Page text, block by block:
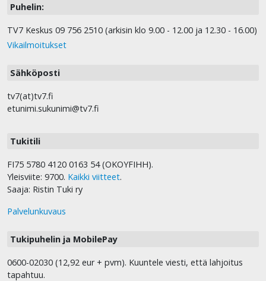
Puhelin:
TV7 Keskus 09 756 2510 (arkisin klo 9.00 - 12.00 ja 12.30 - 16.00)
Vikailmoitukset
Sähköposti
tv7(at)tv7.fi
etunimi.sukunimi@tv7.fi
Tukitili
FI75 5780 4120 0163 54 (OKOYFIHH).
Yleisviite: 9700. Kaikki viitteet.
Saaja: Ristin Tuki ry
Palvelunkuvaus
Tukipuhelin ja MobilePay
0600-02030 (12,92 eur + pvm). Kuuntele viesti, että lahjoitus
tapahtuu.